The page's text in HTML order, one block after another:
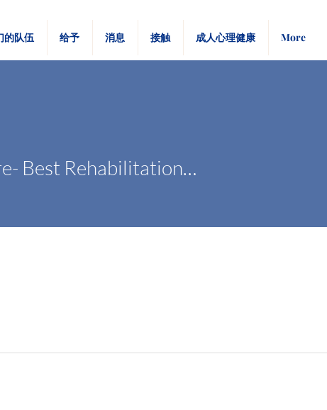
的队伍 给予 消息 接触 成人心理健康 More
Tulasi Healthcare- Best Rehabilitation Centre